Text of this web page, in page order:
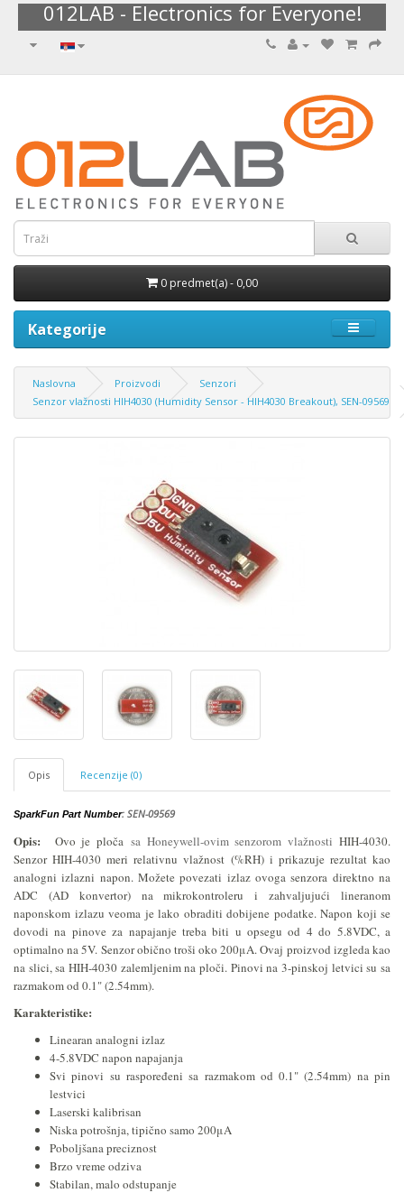
012LAB - Electronics for Everyone!
0 predmet(a) - 0,00
Kategorije
Naslovna Proizvodi
Senzori
Senzor vlažnosti HIH4030 (Humidity Sensor - HIH4030 Breakout), SEN-09569
Opis Recenzije (0)
SparkFun Part Number: SEN-09569
Opis: Ovo je ploča sa Honeywell-ovim senzorom vlažnosti HIH-4030.
Senzor HIH-4030 meri relativnu vlažnost (%RH) i prikazuje rezultat kao
analogni izlazni napon. Možete povezati izlaz ovoga senzora direktno na
ADC (AD konvertor) na mikrokontroleru i zahvaljujući lineranom
naponskom izlazu veoma je lako obraditi dobijene podatke. Napon koji se
dovodi na pinove za napajanje treba biti u opsegu od 4 do 5.8VDC, a
optimalno na 5V. Senzor obično troši oko 200μA. Ovaj proizvod izgleda kao
na slici, sa HIH-4030 zalemljenim na ploči. Pinovi na 3-pinskoj letvici su sa
razmakom od 0.1" (2.54mm).
Karakteristike:
Linearan analogni izlaz
4-5.8VDC napon napajanja
Svi pinovi su raspoređeni sa razmakom od 0.1" (2.54mm) na pin
lestvici
Laserski kalibrisan
Niska potrošnja, tipično samo 200μA
Poboljšana preciznost
Brzo vreme odziva
Stabilan, malo odstupanje